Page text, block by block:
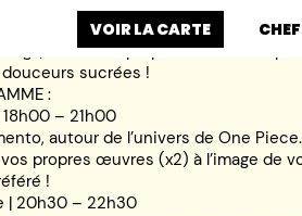
VOIR LA CARTE
on vous a préparé une soirée
sucrées !
:
– 21h00
autour de l’univers de One Piece.
propres œuvres (x2) à l’image de
!
| 20h30 – 22h30